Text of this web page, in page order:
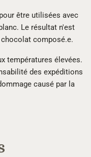
être utilisées avec
Le résultat n'est
composé.e.
températures élevées.
des expéditions
causé par la